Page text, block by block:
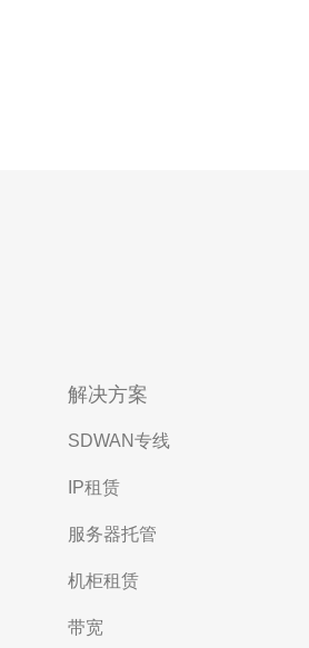
解决方案
SDWAN专线
IP租赁
服务器托管
机柜租赁
带宽